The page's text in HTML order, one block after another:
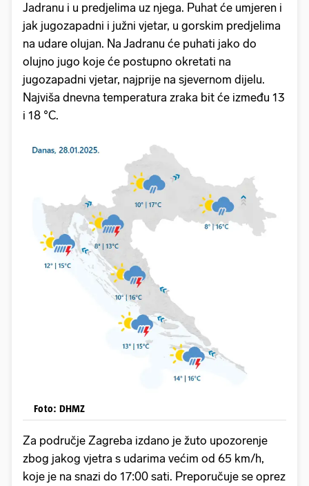
Jadranu i u predjelima uz njega. Puhat će umjeren i
jak jugozapadni i južni vjetar, u gorskim predjelima
na udare olujan. Na Jadranu će puhati jako do
olujno jugo koje će postupno okretati na
jugozapadni vjetar, najprije na sjevernom dijelu.
Najviša dnevna temperatura zraka bit će između 13
i 18 °C.
Foto: DHMZ
Za područje Zagreba izdano je žuto upozorenje
zbog jakog vjetra s udarima većim od 65 km/h,
koje je na snazi do 17:00 sati. Preporučuje se oprez